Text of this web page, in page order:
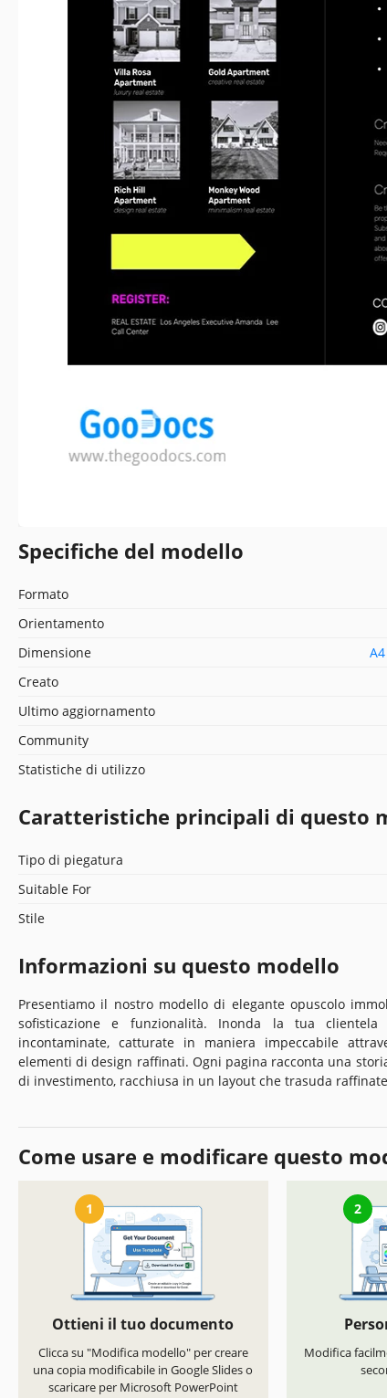
Specifiche del modello
Formato
Orientamento
Dimensione
Creato
Ultimo aggiornamento
Community
Statistiche di utilizzo
Caratteristiche principali di questo
Tipo di piegatura
Suitable For
Stile
Informazioni su questo modello
Presentiamo il nostro modello di elegante opuscolo
sofisticazione e funzionalità. Inonda la tua
incontaminate, catturate in maniera impeccabile
elementi di design raffinati. Ogni pagina racconta una
di investimento, racchiusa in un layout che trasuda
Come usare e modificare questo
1
Ottieni il tuo documento
Clicca su "Modifica modello" per creare
una copia modificabile in Google Slides o
scaricare per Microsoft PowerPoint
2
Modifica